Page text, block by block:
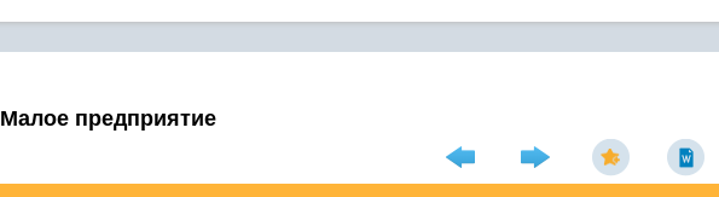
Малое предприятие